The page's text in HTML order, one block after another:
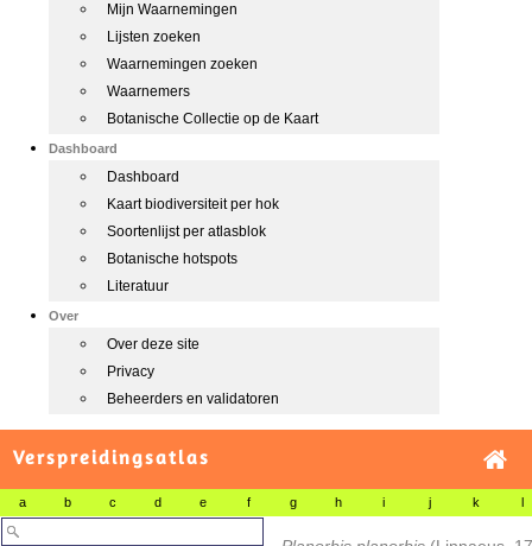
Mijn Waarnemingen
Lijsten zoeken
Waarnemingen zoeken
Waarnemers
Botanische Collectie op de Kaart
Dashboard
Dashboard
Kaart biodiversiteit per hok
Soortenlijst per atlasblok
Botanische hotspots
Literatuur
Over
Over deze site
Privacy
Beheerders en validatoren
Verspreidingsatlas
a b c d e f g h i j k l